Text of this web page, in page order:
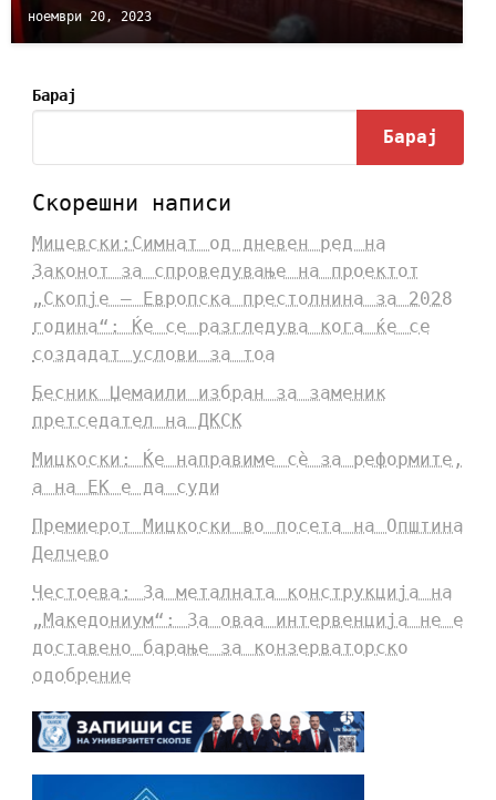
ноември 20, 2023
Барај
Барај
Скорешни написи
Мицевски:Симнат од дневен ред на
Законот за спроведување на проектот
„Скопје – Европска престолнина за 2028
година“: Ќе се разгледува кога ќе се
создадат услови за тоа
Бесник Џемаили избран за заменик
претседател на ДКСК
Мицкоски: Ќе направиме сè за реформите,
а на ЕК е да суди
Премиерот Мицкоски во посета на Општина
Делчево
Честоева: За металната конструкција на
„Македониум“: За оваа интервенција не е
доставено барање за конзерваторско
одобрение